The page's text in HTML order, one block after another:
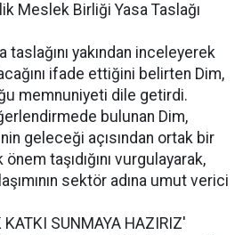
Meslek Birliği Yasa Taslağı
taslağını yakından inceleyerek
ifade ettiğini belirten Dim,
memnuniyeti dile getirdi.
bulunan Dim,
geleceği açısından ortak bir
taşıdığını vurgulayarak,
sektör adına umut verici
SUNMAYA HAZIRIZ'